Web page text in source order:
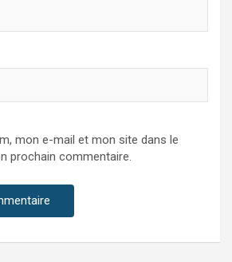
mon e-mail et mon site dans le
prochain commentaire.